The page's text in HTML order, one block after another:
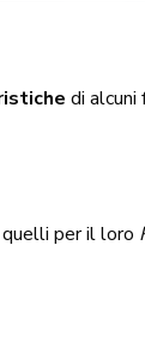
di alcuni
per il loro